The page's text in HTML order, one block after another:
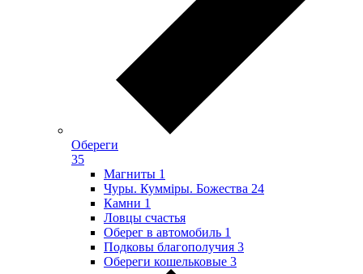
Обереги
35
Магниты 1
Чуры. Куммiры. Божества 24
Камни 1
Ловцы счастья
Оберег в автомобиль 1
Подковы благополучия 3
Обереги кошельковые 3